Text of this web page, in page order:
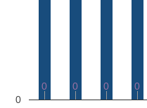
0
0 0 0 0